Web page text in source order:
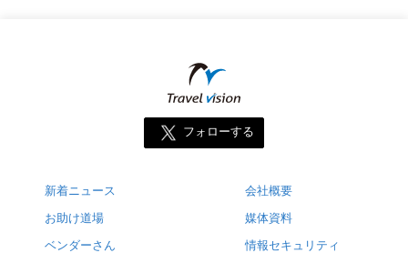
フォローする
新着ニュース
お助け道場
ベンダーさん
会社概要
媒体資料
情報セキュリティ